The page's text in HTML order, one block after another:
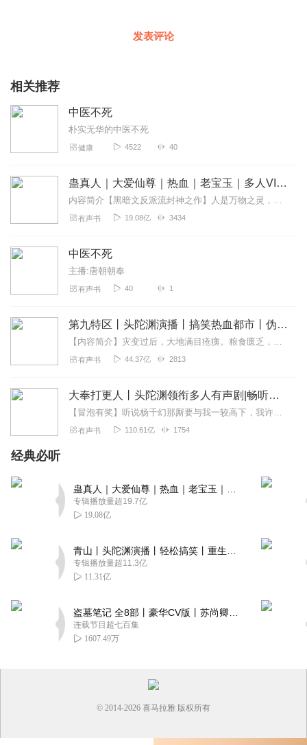
发表评论
相关推荐
中医不死
朴实无华的中医不死
健康 4522 40
蛊真人｜大爱仙尊｜热血｜老宝玉｜多人VIP免费有声剧
内容简介【黑暗文反派流封神之作】人是万物之灵，蛊是天地真精。一个穿越者不断重生的故事。一个养蛊、炼蛊、用蛊的奇特世界。配音组（男角色）老宝玉旁白...
有声书 19.08亿 3434
中医不死
主播:唐朝朝奉
有声书 40 1
第九特区丨头陀渊演播丨搞笑热血都市丨伪戒丨VIP免费多人有声剧
【内容简介】灾变过后，大地满目疮痍。粮食匮乏，资源紧俏，局势混乱……一位从待规划区杀出来的青年，背对着漫天黄沙，孤身来到九区谋生，却不曾想偶然结识三五好友，一念...
有声书 44.37亿 2813
大奉打更人丨头陀渊领衔多人有声剧|畅听全集|王鹤棣、田曦薇主演影视剧原著|卖报小郎君
【冒泡有奖】听说杨千幻那厮要与我一较高下，我许七安要开始装叉了！快进入声音播放页戳下方输入框，冒个泡偷偷告诉我，我要用哪些诗词才能胜过他？说得好的，有赏！202...
有声书 110.61亿 1754
经典必听
专辑播放量超19.7亿
19.08亿
专辑播放量超11.3亿
11.31亿
连载节目超七百集
1607.49万
© 2014-2026 喜马拉雅 版权所有